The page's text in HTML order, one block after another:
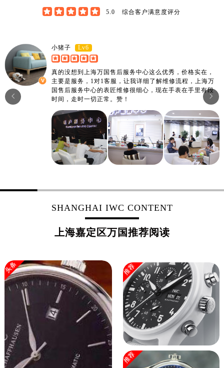
     5.0 综合客户满意度评分
小猪子 Lv6
真的没想到上海万国售后服务中心这么优秀，价格实在，
主要是服务，1对1客服，让我详细了解维修流程，上海万
国售后服务中心的表匠维修很细心，现在手表在手里有段
时间，走时一切正常。赞！


SHANGHAI IWC CONTENT
上海嘉定区万国推荐阅读
头条 推荐
推荐